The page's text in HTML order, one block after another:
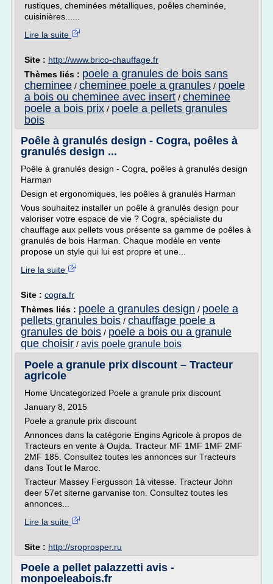
rustiques, cheminées métalliques, poêles cheminée,
cuisinières......
Lire la suite
Site : http://www.brico-chauffage.fr
Thèmes liés : poele a granules de bois sans
cheminee / cheminee poele a granules / poele
a bois ou cheminee avec insert / cheminee
poele a bois prix / poele a pellets granules
bois
Poêle à granulés design - Cogra, poêles à
granulés design ...
Poêle à granulés design - Cogra, poêles à granulés design
Harman
Design et ergonomiques, les poêles à granulés Harman
Vous souhaitez installer un poêle à granulés design pour
valoriser votre espace de vie ? Cogra, spécialiste du
chauffage aux pellets vous présente sa gamme de poêles à
granulés de bois Harman. Chaque modèle en vente
propose un style qui lui est propre et une...
Lire la suite
Site : cogra.fr
Thèmes liés : poele a granules design / poele a
pellets granules bois / chauffage poele a
granules de bois / poele a bois ou a granule
que choisir / avis poele granule bois
Poele a granule prix discount – Tracteur
agricole
Home Uncategorized Poele a granule prix discount
January 8, 2015
Poele a granule prix discount
Annonces dans la catégorie Engins Agricole à propos de
Tracteurs en vente à Oujda. Tracteur MF 1MF 1MF 2MF
2MF 185. Consultez toutes les annonces sur Tracteurs
dans Tout le Maroc.
Tracteur Massey Fergusson 1à vitesse. Tracteur John
deer 57et siterne garvanise ton. Consultez toutes les
annonces...
Lire la suite
Site : http://sroprosper.ru
Poele a pellet palazzetti avis -
monpoeleabois.fr